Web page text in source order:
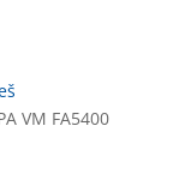
VM FA5400